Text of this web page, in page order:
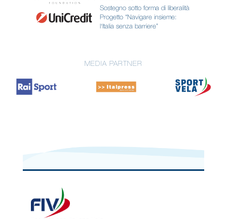
Sostegno sotto forma di liberalità
Progetto “Navigare insieme:
l'Italia senza barriere”
MEDIA PARTNER